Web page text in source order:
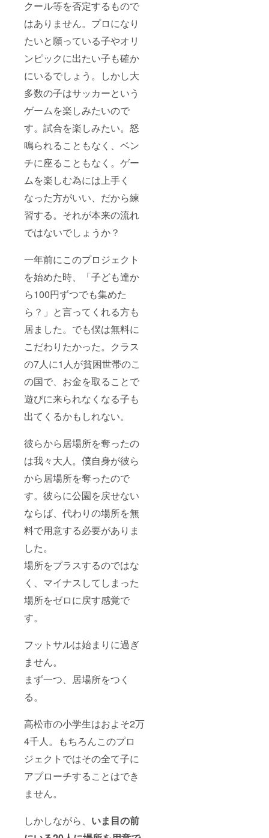
クール等を否定するもので
はありません。プロになり
たいと願っている子やオリ
ンピックに出たい子も確か
にいるでしょう。しかし大
多数の子はサッカーという
ゲームを楽しみたいので
す。試合を楽しみたい。怒
鳴られることもなく、ベン
チに座ることもなく。ゲー
ムを楽しむ為には上手く
なった方がいい、だから練
習する。それが本来の流れ
ではないでしょうか？
一年前にこのプロジェクト
を始めた時、「子ども達か
ら100円ずつでも集めた
ら？」と言ってくれる方も
居ました。でも僕は無料に
こだわりたかった。クラス
の7人に1人が貧困世帯のこ
の国で、お金を取ることで
遊びに来られなくなる子も
出てくるかもしれない。
彼らから居場所を奪ったの
は我々大人。僕自身が彼ら
から居場所を奪ったので
す。彼らに公園を戻せない
ならば、代わりの場所を無
料で用意する必要がありま
した。
場所をプラスするのではな
く、マイナスしてしまった
場所をゼロに戻す感覚で
す。
フットサルは始まりに過ぎ
ません。
まず一つ、居場所をつく
る。
高松市の小学生はおよそ2万
4千人。もちろんこのプロ
ジェクトではその全て子に
アプローチすることはでき
ません。
しかしながら、 いま目の前